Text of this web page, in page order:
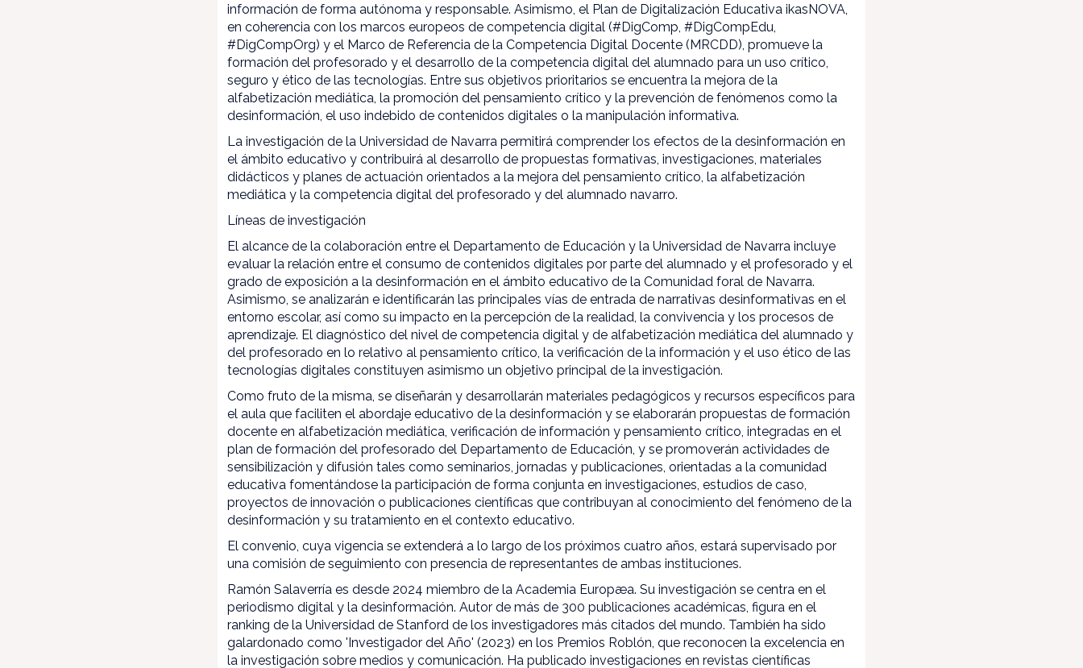
información de forma autónoma y responsable. Asimismo, el Plan de Digitalización Educativa ikasNOVA,
en coherencia con los marcos europeos de competencia digital (#DigComp, #DigCompEdu,
#DigCompOrg) y el Marco de Referencia de la Competencia Digital Docente (MRCDD), promueve la
formación del profesorado y el desarrollo de la competencia digital del alumnado para un uso crítico,
seguro y ético de las tecnologías. Entre sus objetivos prioritarios se encuentra la mejora de la
alfabetización mediática, la promoción del pensamiento crítico y la prevención de fenómenos como la
desinformación, el uso indebido de contenidos digitales o la manipulación informativa.
La investigación de la Universidad de Navarra permitirá comprender los efectos de la desinformación en
el ámbito educativo y contribuirá al desarrollo de propuestas formativas, investigaciones, materiales
didácticos y planes de actuación orientados a la mejora del pensamiento crítico, la alfabetización
mediática y la competencia digital del profesorado y del alumnado navarro.
Líneas de investigación
El alcance de la colaboración entre el Departamento de Educación y la Universidad de Navarra incluye
evaluar la relación entre el consumo de contenidos digitales por parte del alumnado y el profesorado y el
grado de exposición a la desinformación en el ámbito educativo de la Comunidad foral de Navarra.
Asimismo, se analizarán e identificarán las principales vías de entrada de narrativas desinformativas en el
entorno escolar, así como su impacto en la percepción de la realidad, la convivencia y los procesos de
aprendizaje. El diagnóstico del nivel de competencia digital y de alfabetización mediática del alumnado y
del profesorado en lo relativo al pensamiento crítico, la verificación de la información y el uso ético de las
tecnologías digitales constituyen asimismo un objetivo principal de la investigación.
Como fruto de la misma, se diseñarán y desarrollarán materiales pedagógicos y recursos específicos para
el aula que faciliten el abordaje educativo de la desinformación y se elaborarán propuestas de formación
docente en alfabetización mediática, verificación de información y pensamiento crítico, integradas en el
plan de formación del profesorado del Departamento de Educación, y se promoverán actividades de
sensibilización y difusión tales como seminarios, jornadas y publicaciones, orientadas a la comunidad
educativa fomentándose la participación de forma conjunta en investigaciones, estudios de caso,
proyectos de innovación o publicaciones científicas que contribuyan al conocimiento del fenómeno de la
desinformación y su tratamiento en el contexto educativo.
El convenio, cuya vigencia se extenderá a lo largo de los próximos cuatro años, estará supervisado por
una comisión de seguimiento con presencia de representantes de ambas instituciones.
Ramón Salaverría es desde 2024 miembro de la Academia Europæa. Su investigación se centra en el
periodismo digital y la desinformación. Autor de más de 300 publicaciones académicas, figura en el
ranking de la Universidad de Stanford de los investigadores más citados del mundo. También ha sido
galardonado como 'Investigador del Año' (2023) en los Premios Roblón, que reconocen la excelencia en
la investigación sobre medios y comunicación. Ha publicado investigaciones en revistas científicas